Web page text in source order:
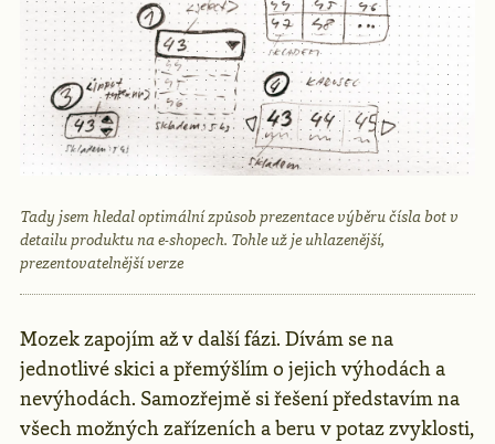
Tady jsem hledal optimální způsob prezentace výběru čísla bot v
detailu produktu na e-shopech. Tohle už je uhlazenější,
prezentovatelnější verze
Mozek zapojím až v další fázi. Dívám se na
jednotlivé skici a přemýšlím o jejich výhodách a
nevýhodách. Samozřejmě si řešení představím na
všech možných zařízeních a beru v potaz zvyklosti,